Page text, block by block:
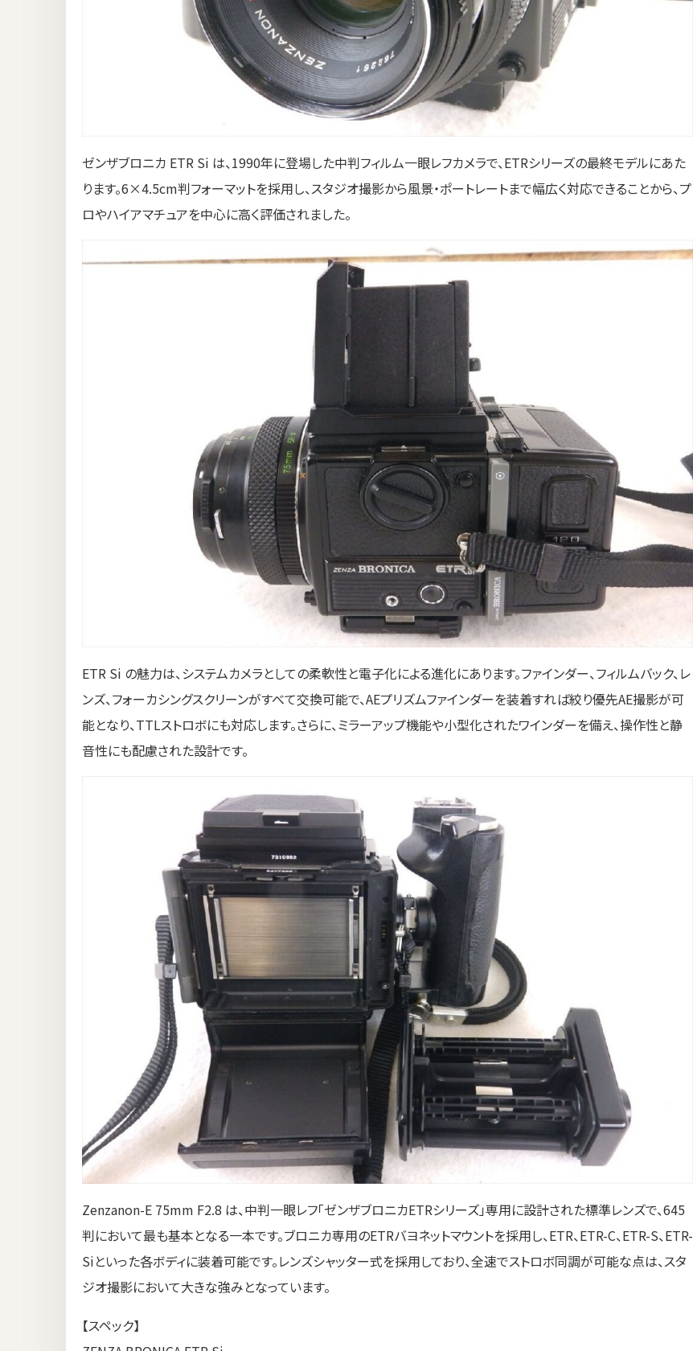
ゼンザブロニカ ETR Si は、1990年に登場した中判フィルム一眼レフカメラで、ETRシリーズの最終モデルにあた
ります。6×4.5cm判フォーマットを採用し、スタジオ撮影から風景・ポートレートまで幅広く対応できることから、プ
ロやハイアマチュアを中心に高く評価されました。
ETR Si の魅力は、システムカメラとしての柔軟性と電子化による進化にあります。ファインダー、フィルムバック、レ
ンズ、フォーカシングスクリーンがすべて交換可能で、AEプリズムファインダーを装着すれば絞り優先AE撮影が可
能となり、TTLストロボにも対応します。さらに、ミラーアップ機能や小型化されたワインダーを備え、操作性と静
音性にも配慮された設計です。
Zenzanon-E 75mm F2.8 は、中判一眼レフ「ゼンザブロニカETRシリーズ」専用に設計された標準レンズで、645
判において最も基本となる一本です。ブロニカ専用のETRバヨネットマウントを採用し、ETR、ETR-C、ETR-S、ETR-
Siといった各ボディに装着可能です。レンズシャッター式を採用しており、全速でストロボ同調が可能な点は、スタ
ジオ撮影において大きな強みとなっています。
【スペック】